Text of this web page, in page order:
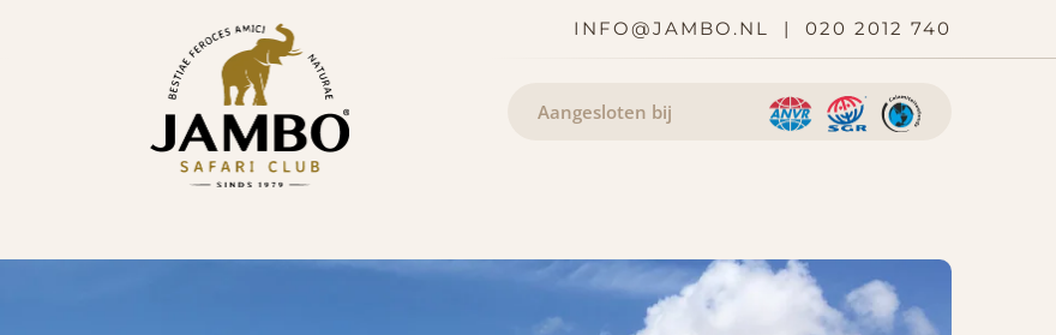
INFO@JAMBO.NL | 020 2012 740
Aangesloten bij